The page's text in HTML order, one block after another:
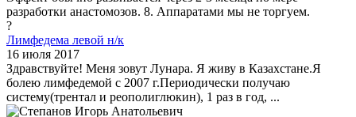
разработки анастомозов. 8. Аппаратами мы не торгуем.
?
Лимфедема левой н/к
16 июля 2017
Здравствуйте! Меня зовут Лунара. Я живу в Казахстане.Я
болею лимфедемой с 2007 г.Периодически получаю
систему(трентал и реополиглюкин), 1 раз в год, ...